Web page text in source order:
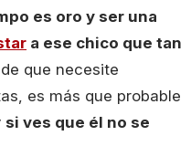
es oro y ser una
a ese chico que tan
que necesite
es más que probable
si ves que él no se